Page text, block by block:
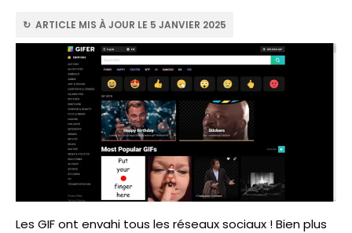
↻ ARTICLE MIS À JOUR LE 5 JANVIER 2025
Les GIF ont envahi tous les réseaux sociaux ! Bien plus